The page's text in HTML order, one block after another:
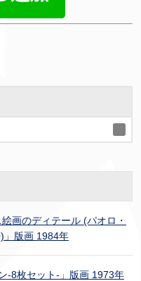
画のディテール (パオロ・
」版画 1984年
-8枚セット-」版画 1973年